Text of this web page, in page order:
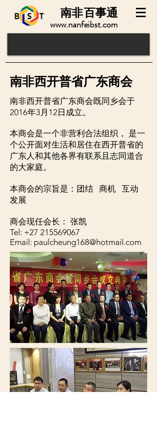
www.nanfeibst.com
百事通
南非
南非西开普省广东商会
南非西开普省广东商会既同乡会于
2016年3月12日成立。
本商会是一个非营利合法组织， 是一
个公开面对生活和居住在西开普省的
广东人和其他各界有联系且志同道合
的大家庭。
本商会的宗旨是：团结 商机 互动
发展
商会现任会长： 张凯
Tel: +27 215569067
Email: paulcheung168@hotmail.com